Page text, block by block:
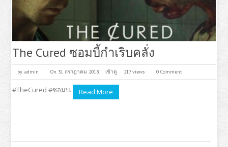
The Cured ซอมบี้กำเริบคลั่ง
by admin On 31 กรกฎาคม 2018 เข้าดู 217 views 0 Comment
#TheCured #ซอมบ.. Read More